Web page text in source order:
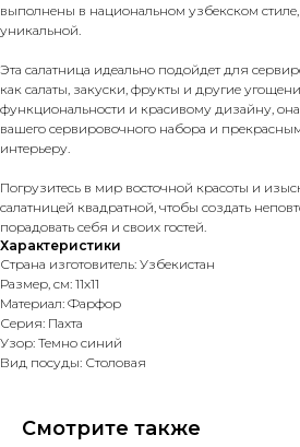
выполнены в национальном узбекском
уникальной.
Эта салатница идеально подойдет для
как салаты, закуски, фрукты и другие
функциональности и красивому дизайну, она
вашего сервировочного набора и
интерьеру.
Погрузитесь в мир восточной красоты и
салатницей квадратной, чтобы создать
порадовать себя и своих гостей.
Характеристики
Страна изготовитель: Узбекистан
Размер, см: 11х11
Материал: Фарфор
Серия: Пахта
Узор: Темно синий
Вид посуды: Столовая
Смотрите также